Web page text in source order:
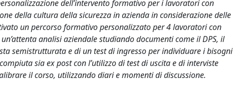
dell’intervento formativo per i lavoratori con
della cultura della sicurezza in azienda in considerazione delle
un percorso formativo personalizzato per 4 lavoratori con
analisi aziendale studiando documenti come il DPS, il
semistrutturata e di un test di ingresso per individuare i bisogni
sia ex post con l’utilizzo di test di uscita e di interviste
il corso, utilizzando diari e momenti di discussione.